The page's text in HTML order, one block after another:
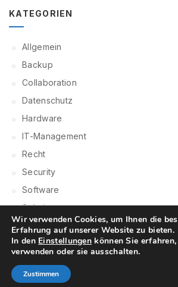
KATEGORIEN
Allgemein
Backup
Collaboration
Datenschutz
Hardware
IT-Management
Recht
Security
Software
Solutions
© hahninfotec GmbH | 2022 All Rights
Wir verwenden Cookies, um Ihnen die
Erfahrung auf unserer Website zu bieten.
In den Einstellungen können Sie
verwenden oder sie ausschalten.
Zustimmen